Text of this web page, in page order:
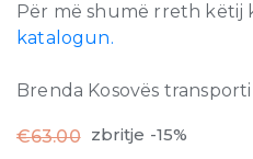
Për më shumë rreth këtij
katalogun.
Brenda Kosovës
€63.00 zbritje -15%